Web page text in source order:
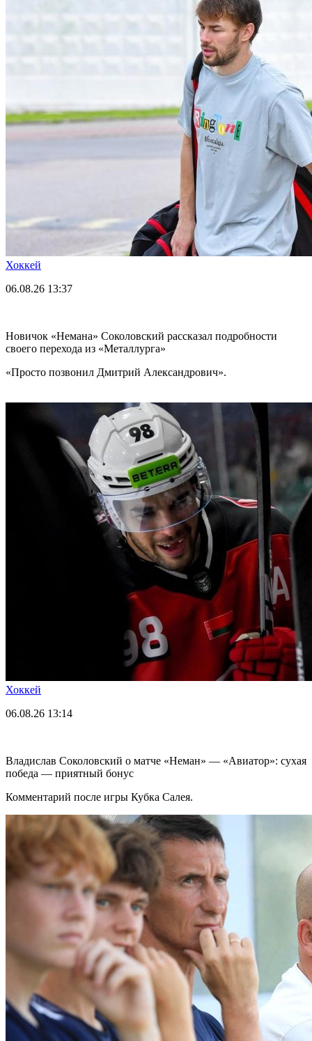
Хоккей
06.08.26 13:37
Новичок «Немана» Соколовский рассказал подробности
своего перехода из «Металлурга»
«Просто позвонил Дмитрий Александрович».
Хоккей
06.08.26 13:14
Владислав Соколовский о матче «Неман» — «Авиатор»: сухая
победа — приятный бонус
Комментарий после игры Кубка Салея.